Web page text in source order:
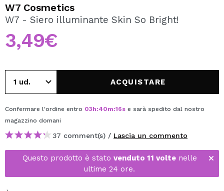
Creando un account su Maquibeauty.it potrai fare i tuoi
acquisti velocemente, controllare lo stato dei tuoi ordini e
consultare le tue operazioni precedenti.
CREARE UN ACCOUNT
W7 Cosmetics
W7 - Siero illuminante Skin So Bright!
3,49€
ACQUISTARE
Confermare l'ordine entro 03h:40m:16s e sarà spedito dal nostro
magazzino domani
37 comment(s) / Lascia un commento
Questo prodotto è stato venduto 11 voltenelle
ultime 24 ore.